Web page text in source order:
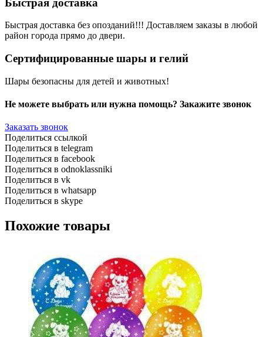
Быстрая доставка без опозданий!!! Доставляем заказы в любой
район города прямо до двери.
Сертифицированные шары и гелий
Шары безопасны для детей и животных!
Не можете выбрать или нужна помощь? Закажите звонок
Заказать звонок
Поделиться ссылкой
Поделиться в telegram
Поделиться в facebook
Поделиться в odnoklassniki
Поделиться в vk
Поделиться в whatsapp
Поделиться в skype
Похожие товары